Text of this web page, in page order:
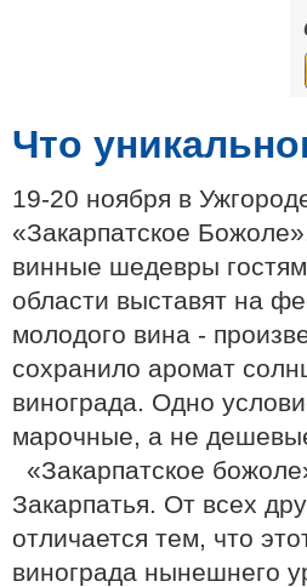
Что
19-20 ноября в
«Закарпатское
винные шедевры
области выставят на
молодого вина -
сохранило аромат
винограда. Одно
марочные, а не
«Закарпатское
Закарпатья. От всех
отличается тем, что
винограда нынешнего